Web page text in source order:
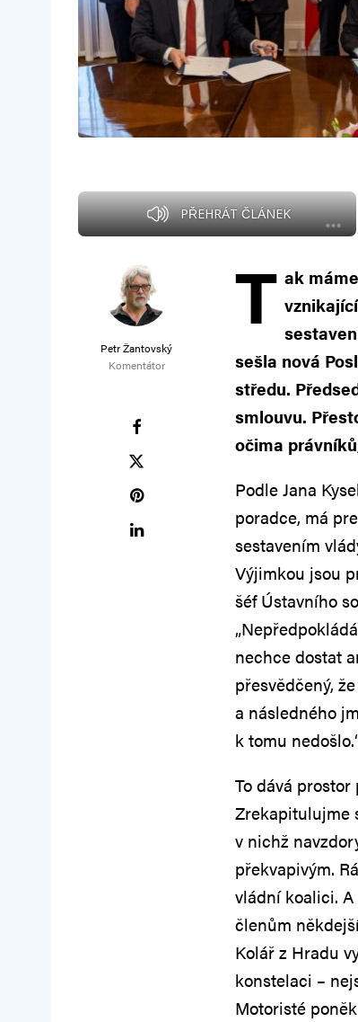
PŘEHRÁT ČLÁNEK
Petr Žantovský
Komentátor
T ak
sešla nová
středu.
smlouvu.
očima
Podle Jana
poradce, má
sestavením
Výjimkou jsou
šéf Ústavního
nechce dostat
přesvědčený,
a následného
k tomu
To dává
Zrekapitulujme
v nichž
překvapivým.
vládní koalici.
členům
Kolář z Hradu
konstelaci –
Motoristé